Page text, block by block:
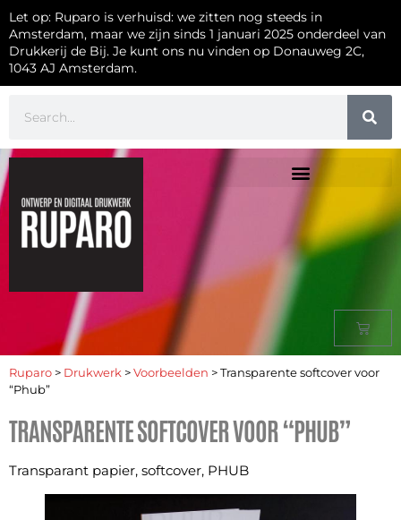
Let op: Ruparo is verhuisd: we zitten nog steeds in
Amsterdam, maar we zijn sinds 1 januari 2025 onderdeel van
Drukkerij de Bij. Je kunt ons nu vinden op Donauweg 2C,
1043 AJ Amsterdam.
Ruparo > Drukwerk > Voorbeelden > Transparente softcover voor
“Phub”
TRANSPARENTE SOFTCOVER VOOR “PHUB”
Transparant papier, softcover, PHUB